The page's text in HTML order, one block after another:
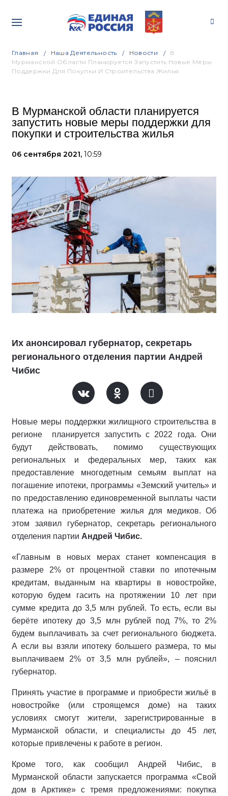
Главная Наша Деятельность Новости
В
Мурманской Области Планируется Запустить Новые Меры
Поддержки Для Покупки И Строительства Жилья
В Мурманской области планируется
запустить новые меры поддержки для
покупки и строительства жилья
06 сентября 2021, 10:59
Их анонсировал губернатор, секретарь
регионального отделения партии Андрей
Чибис
Новые меры поддержки жилищного строительства в
регионе планируется запустить с 2022 года. Они
будут действовать, помимо существующих
региональных и федеральных мер, таких как
предоставление многодетным семьям выплат на
погашение ипотеки, программы «Земский учитель» и
по предоставлению единовременной выплаты части
платежа на приобретение жилья для медиков. Об
этом заявил губернатор, секретарь регионального
отделения партии Андрей Чибис.
«Главным в новых мерах станет компенсация в
размере 2% от процентной ставки по ипотечным
кредитам, выданным на квартиры в новостройке,
которую будем гасить на протяжении 10 лет при
сумме кредита до 3,5 млн рублей. То есть, если вы
берёте ипотеку до 3,5 млн рублей под 7%, то 2%
будем выплачивать за счет регионального бюджета.
А если вы взяли ипотеку большего размера, то мы
выплачиваем 2% от 3,5 млн рублей», – пояснил
губернатор.
Принять участие в программе и приобрести жильё в
новостройке (или строящемся доме) на таких
условиях смогут жители, зарегистрированные в
Мурманской области, и специалисты до 45 лет,
которые привлечены к работе в регион.
Кроме того, как сообщил Андрей Чибис, в
Мурманской области запускается программа «Свой
дом в Арктике» с тремя предложениями: покупка